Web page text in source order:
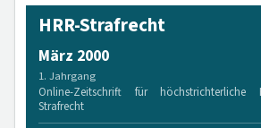
HRR-Strafrecht
März 2000
1. Jahrgang
Online-Zeitschrift für höchstrichterliche
Strafrecht